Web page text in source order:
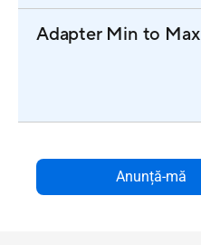
Adapter Min to Max
Anunță-mă